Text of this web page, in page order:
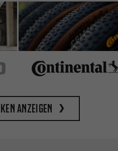
anzeigen